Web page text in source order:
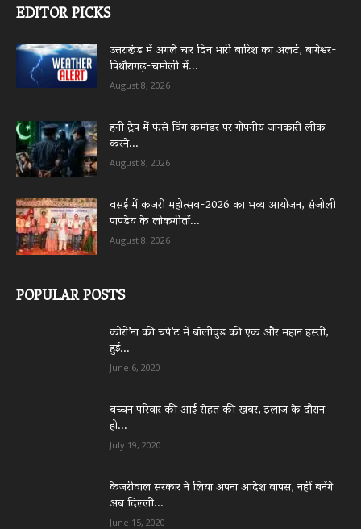
EDITOR PICKS
उत्तराखंड में अगले चार दिन भारी बारिश का अलर्ट, बागेश्वर-
पिथौरागढ़-चमोली में...
August 8, 2026
हनी ट्रैप में फंसे विंग कमांडर पर गोपनीय जानकारी लीक
करने...
August 8, 2026
वसई में कजरी महोत्सव-2026 का भव्य आयोजन, संजोली
पाण्डेय के लोकगीतों...
August 8, 2026
POPULAR POSTS
कोरो’ना की चपे’ट में बॉलीवुड की एक और महान हस्ती,
हुई...
June 6, 2020
बच्चन परिवार की आई सेहत की खबर, इलाज के दौरान
हो...
July 19, 2020
केजरीवाल सरकार ने लिया अपना आदेश वापस, नहीं बनेंगे
अब दिल्ली...
June 15, 2020